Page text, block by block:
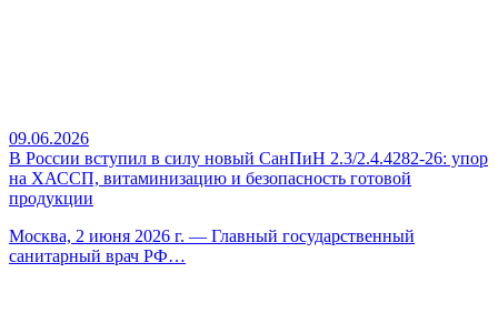
09.06.2026
В России вступил в силу новый СанПиН 2.3/2.4.4282-26: упор
на ХАССП, витаминизацию и безопасность готовой
продукции
Москва, 2 июня 2026 г. — Главный государственный
санитарный врач РФ…